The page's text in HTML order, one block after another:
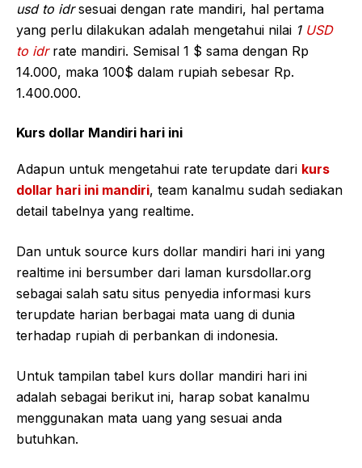
usd to idrsesuai dengan rate mandiri, hal pertama
yang perlu dilakukan adalah mengetahui nilai 1 USD
to idrrate mandiri. Semisal 1 $ sama dengan Rp
14.000, maka 100$ dalam rupiah sebesar Rp.
1.400.000.
Kurs dollar Mandiri hari ini
Adapun untuk mengetahui rate terupdate dari kurs
dollar hari ini mandiri, team kanalmu sudah sediakan
detail tabelnya yang realtime.
Dan untuk source kurs dollar mandiri hari ini yang
realtime ini bersumber dari laman kursdollar.org
sebagai salah satu situs penyedia informasi kurs
terupdate harian berbagai mata uang di dunia
terhadap rupiah di perbankan di indonesia.
Untuk tampilan tabel kurs dollar mandiri hari ini
adalah sebagai berikut ini, harap sobat kanalmu
menggunakan mata uang yang sesuai anda
butuhkan.